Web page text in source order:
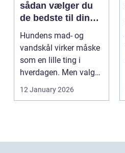
sådan vælger du
de bedste til din
hund
Hundens mad- og
vandskål virker måske
som en lille ting i
hverdagen. Men valg
af sk&arin...
12 January 2026